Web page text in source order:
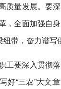
量发展。要
全面加强自
带，奋力谱写
要深入贯彻
“三农”大文